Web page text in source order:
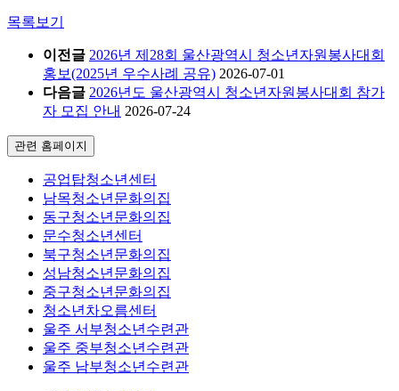
목록보기
이전글 2026년 제28회 울산광역시 청소년자원봉사대회
홍보(2025년 우수사례 공유) 2026-07-01
다음글 2026년도 울산광역시 청소년자원봉사대회 참가
자 모집 안내 2026-07-24
관련 홈페이지
공업탑청소년센터
남목청소년문화의집
동구청소년문화의집
문수청소년센터
북구청소년문화의집
성남청소년문화의집
중구청소년문화의집
청소년차오름센터
울주 서부청소년수련관
울주 중부청소년수련관
울주 남부청소년수련관